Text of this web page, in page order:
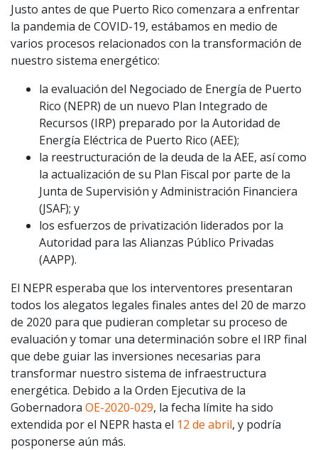
Justo antes de que Puerto Rico comenzara a enfrentar
la pandemia de COVID-19, estábamos en medio de
varios procesos relacionados con la transformación de
nuestro sistema energético:
la evaluación del Negociado de Energía de Puerto
Rico (NEPR) de un nuevo Plan Integrado de
Recursos (IRP) preparado por la Autoridad de
Energía Eléctrica de Puerto Rico (AEE);
la reestructuración de la deuda de la AEE, así como
la actualización de su Plan Fiscal por parte de la
Junta de Supervisión y Administración Financiera
(JSAF); y
los esfuerzos de privatización liderados por la
Autoridad para las Alianzas Público Privadas
(AAPP).
El NEPR esperaba que los interventores presentaran
todos los alegatos legales finales antes del 20 de marzo
de 2020 para que pudieran completar su proceso de
evaluación y tomar una determinación sobre el IRP final
que debe guiar las inversiones necesarias para
transformar nuestro sistema de infraestructura
energética. Debido a la Orden Ejecutiva de la
Gobernadora OE-2020-029, la fecha límite ha sido
extendida por el NEPR hasta el 12 de abril, y podría
posponerse aún más.